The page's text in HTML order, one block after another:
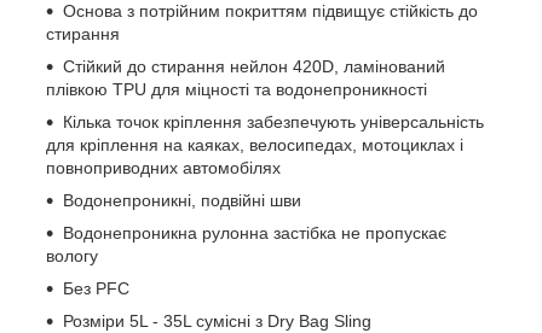
Основа з потрійним покриттям підвищує стійкість до
стирання
Стійкий до стирання нейлон 420D, ламінований
плівкою TPU для міцності та водонепроникності
Кілька точок кріплення забезпечують універсальність
для кріплення на каяках, велосипедах, мотоциклах і
повноприводних автомобілях
Водонепроникні, подвійні шви
Водонепроникна рулонна застібка не пропускає
вологу
Без PFC
Розміри 5L - 35L сумісні з Dry Bag Sling